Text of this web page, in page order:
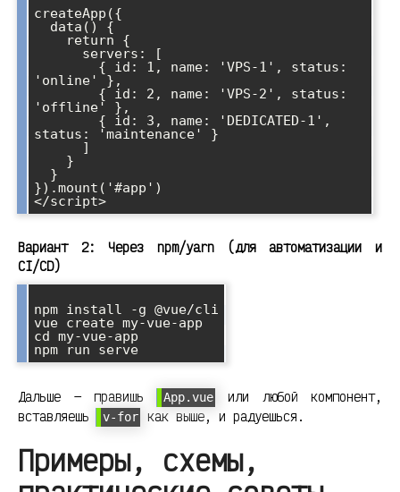
createApp({
'online' },
'offline' },
status: 'maintenance' }
}).mount('#app')
Вариант 2: Через npm/yarn (для автоматизации и
CI/CD)
npm install -g @vue/cli
vue create my-vue-app
cd my-vue-app
Дальше — правишь App.vue
или любой компонент,
вставляешь
v-for как выше, и радуешься.
Примеры, схемы,